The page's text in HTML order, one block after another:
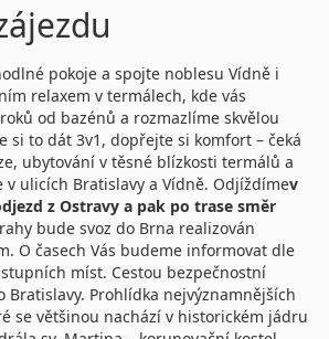
pokoje a spojte noblesu Vídně i
relaxem v termálech, kde vás
od bazénů a rozmazlíme skvělou
si to dát 3v1, dopřejte si komfort – čeká
ubytování v těsné blízkosti termálů a
ulicích Bratislavy a Vídně. Odjíždímev
z Ostravy a pak po trase směr
bude svoz do Brna realizován
O časech Vás budeme informovat dle
míst. Cestou bezpečnostní
Bratislavy. Prohlídka nejvýznamnějších
se většinou nachází v historickém jádru